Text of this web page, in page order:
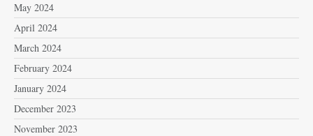
May 2024
April 2024
March 2024
February 2024
January 2024
December 2023
November 2023